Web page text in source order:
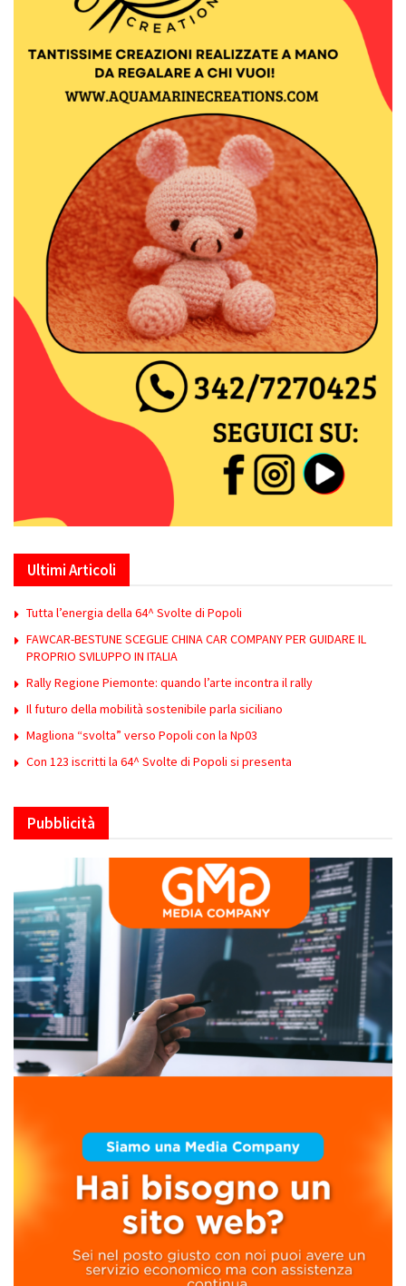
Ultimi Articoli
Tutta l’energia della 64^ Svolte di Popoli
FAWCAR-BESTUNE SCEGLIE CHINA CAR COMPANY PER GUIDARE IL
PROPRIO SVILUPPO IN ITALIA
Rally Regione Piemonte: quando l’arte incontra il rally
Il futuro della mobilità sostenibile parla siciliano
Magliona “svolta” verso Popoli con la Np03
Con 123 iscritti la 64^ Svolte di Popoli si presenta
Pubblicità